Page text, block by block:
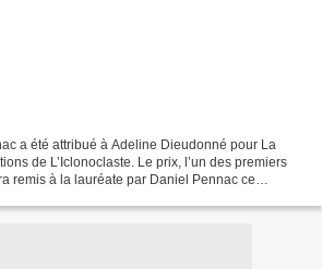
a été attribué à Adeline Dieudonné pour La
de L’Iclonoclaste. Le prix, l’un des premiers
remis à la lauréate par Daniel Pennac ce